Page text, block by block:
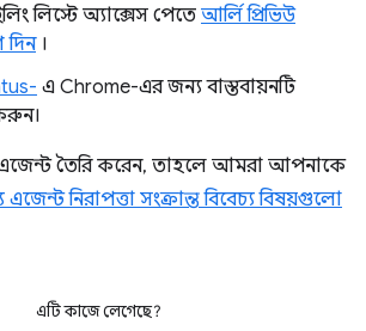
লিস্টে অ্যাক্সেস পেতে আর্লি প্রিভিউ
দিন।
এ Chrome-এর জন্য বাস্তবায়নটি
তৈরি করেন, তাহলে আমরা আপনাকে
নিরাপত্তা সংক্রান্ত বিবেচ্য বিষয়গুলো
এটি কাজে লেগেছে?